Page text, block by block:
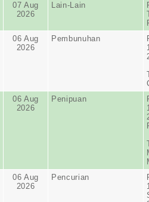
07 Aug
2026
Lain-Lain
06 Aug
2026
Pembunuhan
06 Aug
2026
Penipuan
06 Aug
2026
Pencurian